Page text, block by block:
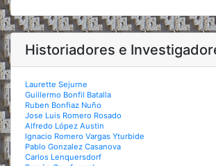
Historiadores e
Laurette Sejurne
Guillermo Bonfil Batalla
Ruben Bonfiaz Nuño
Jose Luis Romero Rosado
Alfredo López Austin
Ignacio Romero Vargas Yturbide
Pablo Gonzalez Casanova
Carlos Lenquersdorf